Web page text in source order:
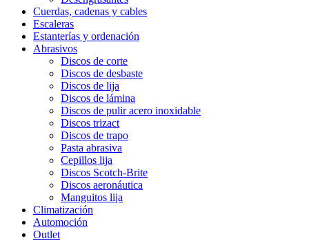
Cuerdas, cadenas y cables
Escaleras
Estanterías y ordenación
Abrasivos
Discos de corte
Discos de desbaste
Discos de lija
Discos de lámina
Discos de pulir acero inoxidable
Discos trizact
Discos de trapo
Pasta abrasiva
Cepillos lija
Discos Scotch-Brite
Discos aeronáutica
Manguitos lija
Climatización
Automoción
Outlet